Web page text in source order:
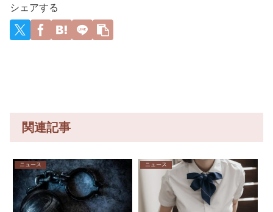
民間企業
の役員な
どに比較
して大幅
に下回っ
線の道路
水没」中
国政府
「高速道
という技
が得意。
お彼岸に
知られな
い」
シェアする
関連記事
ニュース ニュース